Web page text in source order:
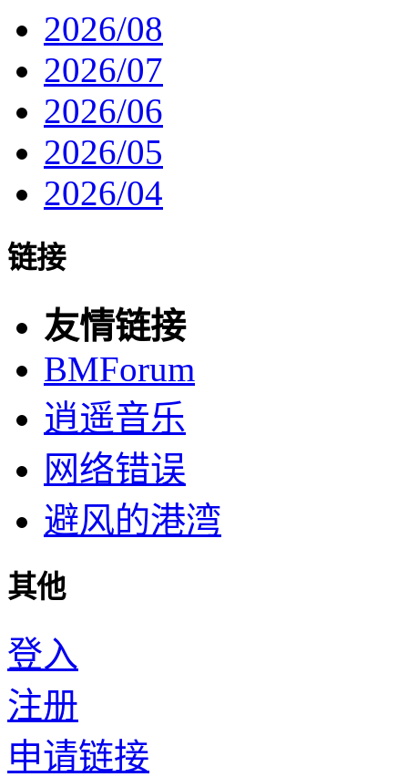
2026/08
2026/07
2026/06
2026/05
2026/04
链接
友情链接
BMForum
逍遥音乐
网络错误
避风的港湾
其他
登入
注册
申请链接